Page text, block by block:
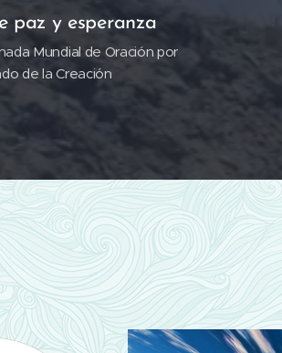
paz y esperanza
Mundial de Oración por
de la Creación